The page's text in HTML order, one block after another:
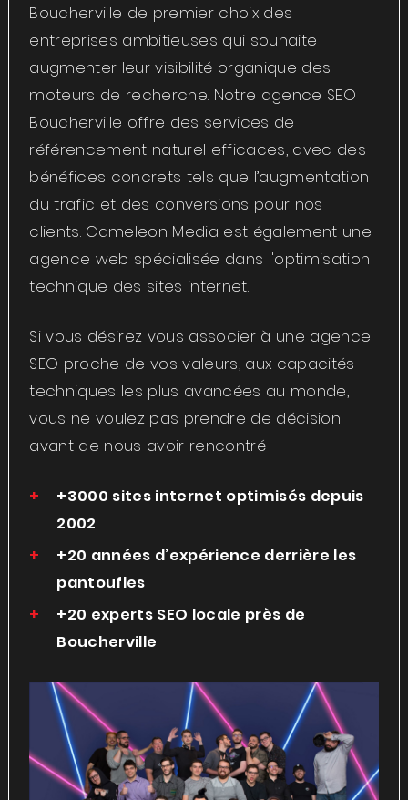
Boucherville de premier choix des
entreprises ambitieuses qui souhaite
augmenter leur visibilité organique des
moteurs de recherche. Notre agence SEO
Boucherville offre des services de
référencement naturel efficaces, avec des
bénéfices concrets tels que l’augmentation
du trafic et des conversions pour nos
clients. Cameleon Media est également une
agence web spécialisée dans l'optimisation
technique des sites internet.
Si vous désirez vous associer à une agence
SEO proche de vos valeurs, aux capacités
techniques les plus avancées au monde,
vous ne voulez pas prendre de décision
avant de nous avoir rencontré
+3000 sites internet optimisés depuis
2002
+20 années d’expérience derrière les
pantoufles
+20 experts SEO locale près de
Boucherville